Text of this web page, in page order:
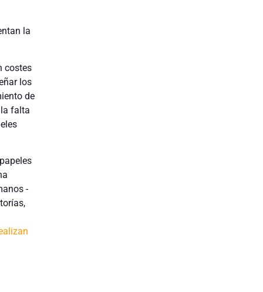
la
costes
los
de
falta
-